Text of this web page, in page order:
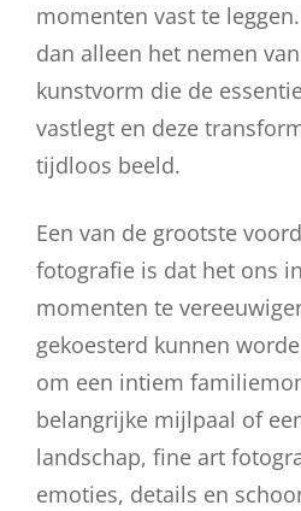
momenten vast te
dan alleen het nemen
kunstvorm die de
vastlegt en deze
tijdloos beeld.
Een van de grootste
fotografie is dat het ons
momenten te
gekoesterd kunnen
om een intiem
belangrijke mijlpaal of
landschap, fine art
emoties, details en